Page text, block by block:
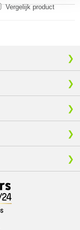
Vergelijk product